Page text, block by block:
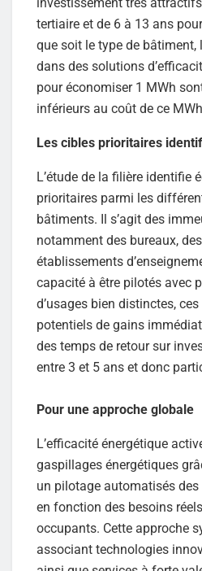
tertiaire et de 6 à 13 ans
que soit le type de
dans des solutions
pour économiser 1 MWh
inférieurs au coût de ce
Les cibles prioritaires
L’étude de la filière identifie
prioritaires parmi les
bâtiments. Il s’agit des
notamment des bureaux,
établissements
capacité à être pilotés avec
d’usages bien distinctes,
potentiels de gains
des temps de retour sur
entre 3 et 5 ans et donc
Pour une approche globale
L’efficacité énergétique
gaspillages énergétiques
un pilotage automatisés
en fonction des besoins
occupants. Cette approche
associant technologies